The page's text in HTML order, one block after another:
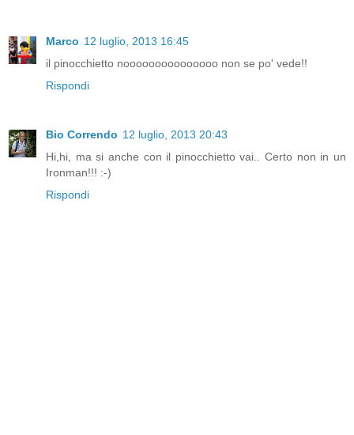
Marco 12 luglio, 2013 16:45
il pinocchietto nooooooooooooooo non se po' vede!!
Rispondi
Bio Correndo 12 luglio, 2013 20:43
Hi,hi, ma si anche con il pinocchietto vai.. Certo non in un
Ironman!!! :-)
Rispondi